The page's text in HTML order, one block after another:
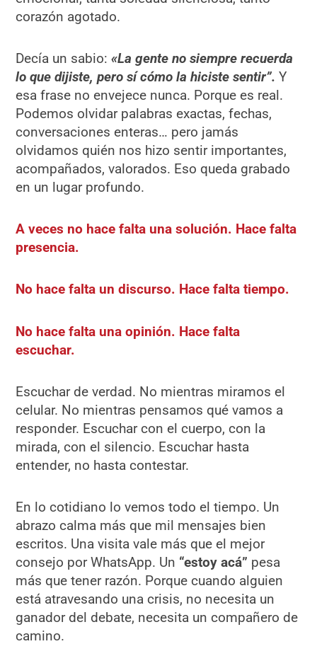
corazón agotado.
Decía un sabio:«La gente no siempre recuerda
lo que dijiste, pero sí cómo la hiciste sentir”. Y
esa frase no envejece nunca. Porque es real.
Podemos olvidar palabras exactas, fechas,
conversaciones enteras… pero jamás
olvidamos quién nos hizo sentir importantes,
acompañados, valorados. Eso queda grabado
en un lugar profundo.
A veces no hace falta una solución. Hace falta
presencia.
No hace falta un discurso. Hace falta tiempo.
No hace falta una opinión. Hace falta
escuchar.
Escuchar de verdad. No mientras miramos el
celular. No mientras pensamos qué vamos a
responder. Escuchar con el cuerpo, con la
mirada, con el silencio. Escuchar hasta
entender, no hasta contestar.
En lo cotidiano lo vemos todo el tiempo. Un
abrazo calma más que mil mensajes bien
escritos. Una visita vale más que el mejor
consejo por WhatsApp. Un “estoy acá” pesa
más que tener razón. Porque cuando alguien
está atravesando una crisis, no necesita un
ganador del debate, necesita un compañero de
camino.